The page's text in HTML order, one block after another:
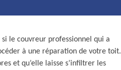
le couvreur professionnel qui a
à une réparation de votre toit.
et qu’elle laisse s’infiltrer les